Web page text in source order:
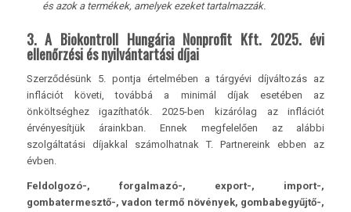
és azok a termékek, amelyek ezeket tartalmazzák.
3. A Biokontroll Hungária Nonprofit Kft. 2025. évi
ellenőrzési és nyilvántartási díjai
Szerződésünk 5. pontja értelmében a tárgyévi díjváltozás az
inflációt követi, továbbá a minimál díjak esetében az
önköltséghez igazíthatók. 2025-ben kizárólag az inflációt
érvényesítjük árainkban. Ennek megfelelően az alábbi
szolgáltatási díjakkal számolhatnak T. Partnereink ebben az
évben.
Feldolgozó-, forgalmazó-, export-, import-,
gombatermesztő-, vadon termő növények, gombabegyűjtő-,